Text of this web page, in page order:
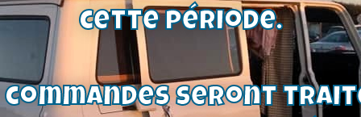
de
Plaquettes de
frein – sans
cette période.
commandes seront